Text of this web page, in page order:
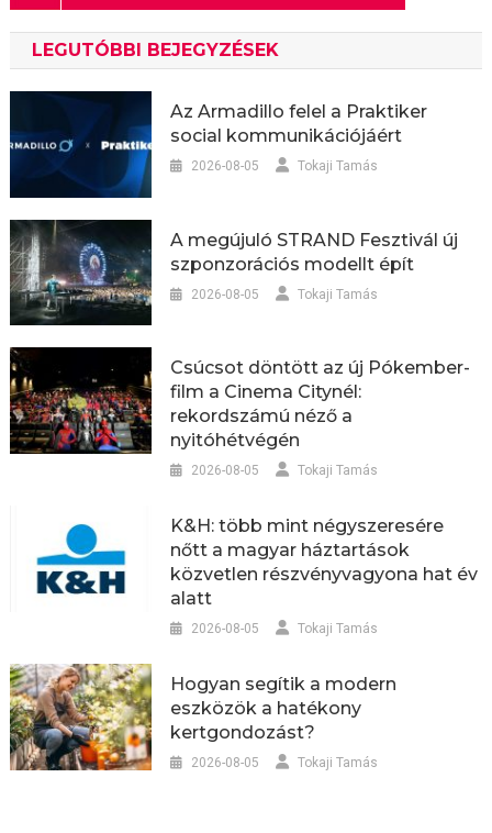
LEGUTÓBBI BEJEGYZÉSEK
Az Armadillo felel a Praktiker
social kommunikációjáért
2026-08-05 Tokaji Tamás
A megújuló STRAND Fesztivál új
szponzorációs modellt épít
2026-08-05 Tokaji Tamás
Csúcsot döntött az új Pókember-
film a Cinema Citynél:
rekordszámú néző a
nyitóhétvégén
2026-08-05 Tokaji Tamás
K&H: több mint négyszeresére
nőtt a magyar háztartások
közvetlen részvényvagyona hat év
alatt
2026-08-05 Tokaji Tamás
Hogyan segítik a modern
eszközök a hatékony
kertgondozást?
2026-08-05 Tokaji Tamás